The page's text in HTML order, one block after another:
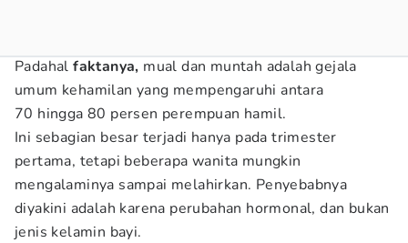
Padahalfaktanya, mual dan muntah adalah gejala
umum kehamilan yang mempengaruhi antara
70 hingga 80 persen perempuan hamil.
Ini sebagian besar terjadi hanya pada trimester
pertama, tetapi beberapa wanita mungkin
mengalaminya sampai melahirkan. Penyebabnya
diyakini adalah karena perubahan hormonal, dan bukan
jenis kelamin bayi.